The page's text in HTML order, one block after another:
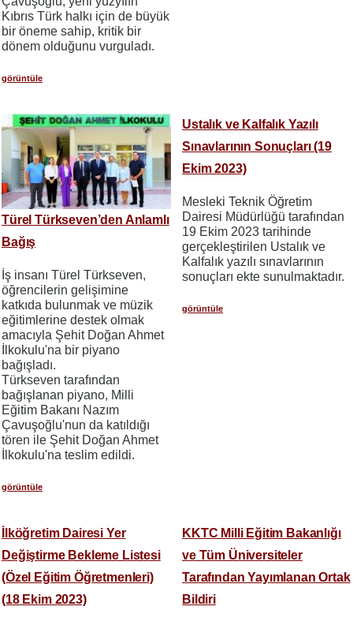
Kıbrıs Türk halkı için de büyük
bir öneme sahip, kritik bir
dönem olduğunu vurguladı.
görüntüle
Türel Türkseven’den Anlamlı
Bağış
İş insanı Türel Türkseven,
öğrencilerin gelişimine
katkıda bulunmak ve müzik
eğitimlerine destek olmak
amacıyla Şehit Doğan Ahmet
İlkokulu'na bir piyano
bağışladı.
Türkseven tarafından
bağışlanan piyano, Milli
Eğitim Bakanı Nazım
Çavuşoğlu'nun da katıldığı
tören ile Şehit Doğan Ahmet
İlkokulu'na teslim edildi.
görüntüle
Ustalık ve Kalfalık Yazılı
Sınavlarının Sonuçları (19
Ekim 2023)
Mesleki Teknik Öğretim
Dairesi Müdürlüğü tarafından
19 Ekim 2023 tarihinde
gerçekleştirilen Ustalık ve
Kalfalık yazılı sınavlarının
sonuçları ekte sunulmaktadır.
görüntüle
İlköğretim Dairesi Yer
Değiştirme Bekleme Listesi
(Özel Eğitim Öğretmenleri)
(18 Ekim 2023)
KKTC Milli Eğitim Bakanlığı
ve Tüm Üniversiteler
Tarafından Yayımlanan Ortak
Bildiri